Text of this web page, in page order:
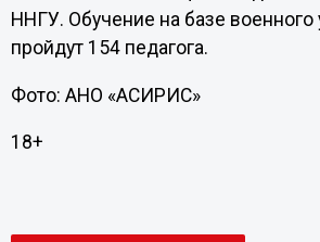
ННГУ. Обучение на базе военного
пройдут 154 педагога.
Фото: АНО «АСИРИС»
18+